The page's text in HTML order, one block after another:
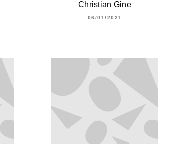
Christian Gine
06/01/2021